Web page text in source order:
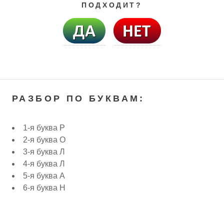
ПОДХОДИТ?
РАЗБОР ПО БУКВАМ:
1-я буква Р
2-я буква О
3-я буква Л
4-я буква Л
5-я буква А
6-я буква Н